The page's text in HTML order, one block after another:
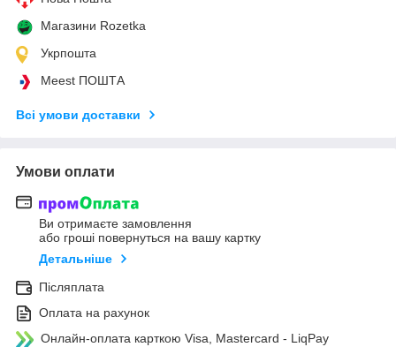
Магазини Rozetka
Укрпошта
Meest ПОШТА
Всі умови доставки
Умови оплати
Ви отримаєте замовлення
або гроші повернуться на вашу картку
Детальніше
Післяплата
Оплата на рахунок
Онлайн-оплата карткою Visa, Mastercard - LiqPay